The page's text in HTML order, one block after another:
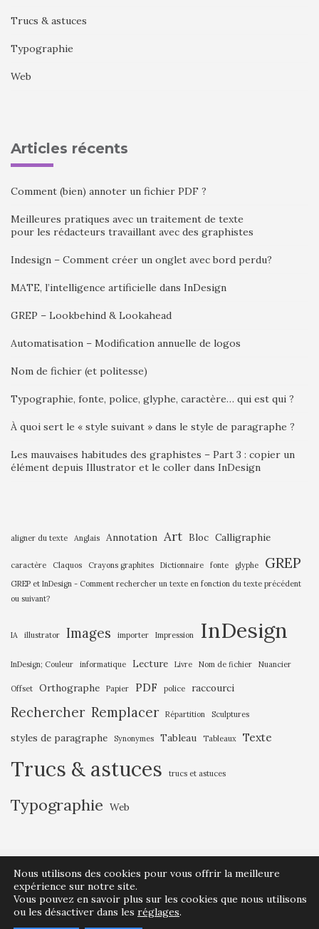
Trucs & astuces
Typographie
Web
Articles récents
Comment (bien) annoter un fichier PDF ?
Meilleures pratiques avec un traitement de texte
pour les rédacteurs travaillant avec des graphistes
Indesign – Comment créer un onglet avec bord perdu?
MATE, l’intelligence artificielle dans InDesign
GREP – Lookbehind & Lookahead
Automatisation – Modification annuelle de logos
Nom de fichier (et politesse)
Typographie, fonte, police, glyphe, caractère… qui est qui ?
À quoi sert le « style suivant » dans le style de paragraphe ?
Les mauvaises habitudes des graphistes – Part 3 : copier un
élément depuis Illustrator et le coller dans InDesign
aligner du texte Anglais Annotation Art Bloc Calligraphie
caractère Claquos Crayons graphites Dictionnaire fonte glyphe GREP
GREP et InDesign - Comment rechercher un texte en fonction du texte précédent
ou suivant?
IA illustrator Images importer Impression InDesign
InDesign; Couleur informatique Lecture Livre Nom de fichier Nuancier
Offset Orthographe Papier PDF police raccourci
Rechercher Remplacer Répartition Sculptures
styles de paragraphe Synonymes Tableau Tableaux Texte
Trucs & astuces trucs et astuces
Typographie Web
© Olivier Berquin – info@coolgray.be – Thème par Colorlib. Propulsé par
WordPress
Nous utilisons des cookies pour vous offrir la meilleure
expérience sur notre site.
Vous pouvez en savoir plus sur les cookies que nous utilisons
ou les désactiver dans les réglages.